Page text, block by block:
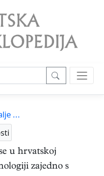
...
u hrvatskoj
zajedno s